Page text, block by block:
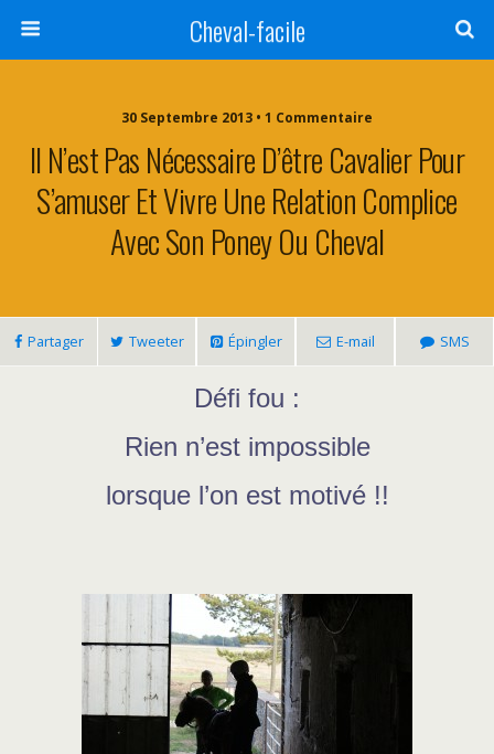
Cheval-facile
30 Septembre 2013 • 1 Commentaire
Il N’est Pas Nécessaire D’être Cavalier Pour
S’amuser Et Vivre Une Relation Complice
Avec Son Poney Ou Cheval
Partager Tweeter Épingler E-mail SMS
Défi fou :
Rien n’est impossible
lorsque l’on est motivé !!